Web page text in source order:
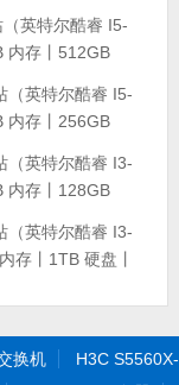
英特尔酷睿 I5-
内存丨512GB
（英特尔酷睿 I5-
内存丨256GB
（英特尔酷睿 I3-
内存丨128GB
（英特尔酷睿 I3-
存丨1TB 硬盘丨
换机
H3C S5560X-